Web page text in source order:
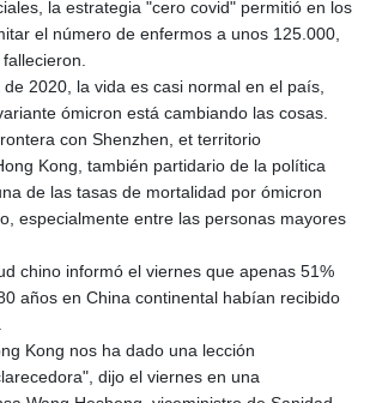
la estrategia "cero covid" permitió en los
el número de enfermos a unos 125.000,
2020, la vida es casi normal en el país,
ómicron está cambiando las cosas.
con Shenzhen, et territorio
Kong, también partidario de la política
de las tasas de mortalidad por ómicron
especialmente entre las personas mayores
chino informó el viernes que apenas 51%
años en China continental habían recibido
Kong nos ha dado una lección
dijo el viernes en una